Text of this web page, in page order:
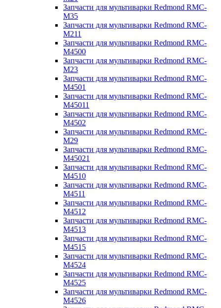
Запчасти для мультиварки Redmond RMC-
M35
Запчасти для мультиварки Redmond RMC-
M211
Запчасти для мультиварки Redmond RMC-
M4500
Запчасти для мультиварки Redmond RMC-
M23
Запчасти для мультиварки Redmond RMC-
M4501
Запчасти для мультиварки Redmond RMC-
M45011
Запчасти для мультиварки Redmond RMC-
M4502
Запчасти для мультиварки Redmond RMC-
M29
Запчасти для мультиварки Redmond RMC-
M45021
Запчасти для мультиварки Redmond RMC-
M4510
Запчасти для мультиварки Redmond RMC-
M4511
Запчасти для мультиварки Redmond RMC-
M4512
Запчасти для мультиварки Redmond RMC-
M4513
Запчасти для мультиварки Redmond RMC-
M4515
Запчасти для мультиварки Redmond RMC-
M4524
Запчасти для мультиварки Redmond RMC-
M4525
Запчасти для мультиварки Redmond RMC-
M4526